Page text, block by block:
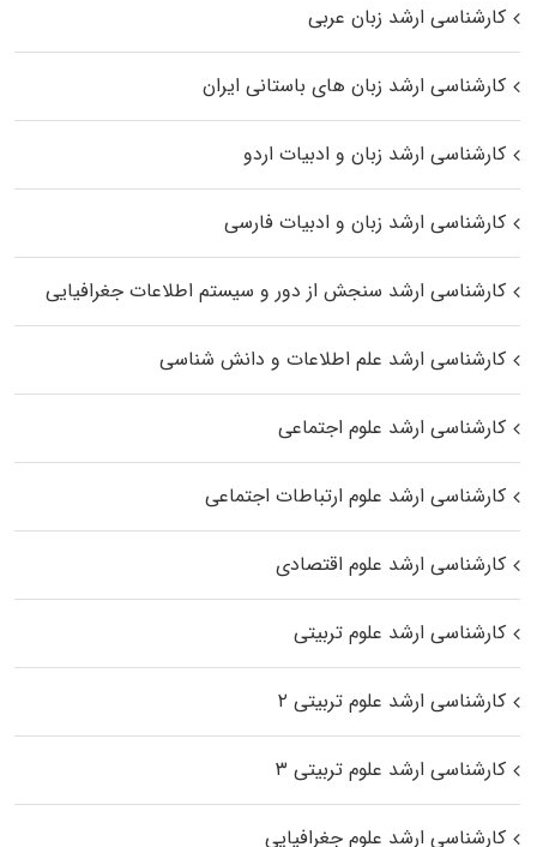
کارشناسی ارشد زبان عربی
کارشناسی ارشد زبان‌ های باستانی ایران
کارشناسی ارشد زبان و ادبیات اردو
کارشناسی ارشد زبان و ادبیات فارسی
کارشناسی ارشد سنجش از دور و سیستم اطلاعات جغرافیایی
کارشناسی ارشد علم اطلاعات و دانش شناسی
کارشناسی ارشد علوم اجتماعی
کارشناسی ارشد علوم ارتباطات اجتماعی
کارشناسی ارشد علوم اقتصادی
کارشناسی ارشد علوم تربیتی
کارشناسی ارشد علوم تربیتی ۲
کارشناسی ارشد علوم تربیتی ۳
کارشناسی ارشد علوم جغرافیایی